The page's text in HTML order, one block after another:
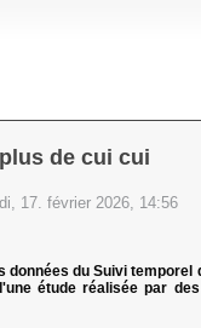
de cui cui
17. février 2026, 14:56
données du Suivi
étude réalisée par